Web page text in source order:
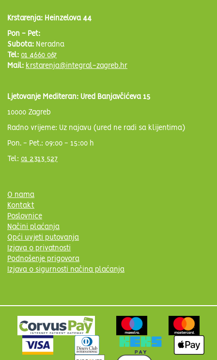
Krstarenja: Heinzelova 44
Pon - Pet:
Subota: Neradna
Tel: 01 4660 067
Mail: krstarenja@integral-zagreb.hr
Ljetovanje Mediteran: Ured Banjavčićeva 15
10000 Zagreb
Radno vrijeme: Uz najavu (ured ne radi sa klijentima)
Pon. - Pet.: 09:00 - 15:00 h
Tel: 01 2313 527
O nama
Kontakt
Poslovnice
Načini plaćanja
Opći uvjeti putovanja
Izjava o privatnosti
Podnošenje prigovora
Izjava o sigurnosti načina plaćanja